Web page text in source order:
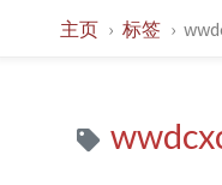
主页 标签